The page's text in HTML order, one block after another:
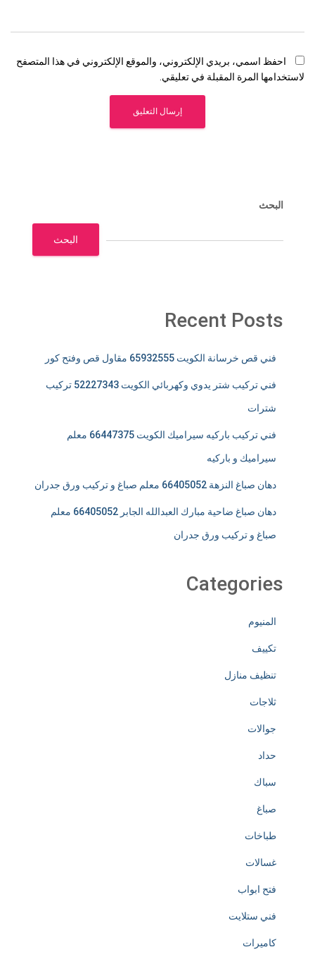
احفظ اسمي، بريدي الإلكتروني، والموقع الإلكتروني في هذا المتصفح
لاستخدامها المرة المقبلة في تعليقي.
البحث
البحث
Recent Posts
فني قص خرسانة الكويت 65932555 مقاول قص وفتح كور
فني تركيب شتر يدوي وكهربائي الكويت 52227343 تركيب
شترات
فني تركيب باركيه سيراميك الكويت 66447375 معلم
سيراميك و باركيه
دهان صباغ النزهة 66405052 معلم صباغ و تركيب ورق جدران
دهان صباغ ضاحية مبارك العبدالله الجابر 66405052 معلم
صباغ و تركيب ورق جدران
Categories
المنيوم
تكييف
تنظيف منازل
ثلاجات
جوالات
حداد
سباك
صباغ
طباخات
غسالات
فتح ابواب
فني ستلايت
كاميرات